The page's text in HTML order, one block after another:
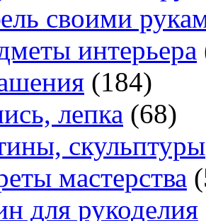
своими
интерьера
(184)
лепка (68)
скульптуры
мастерства
для рукоделия